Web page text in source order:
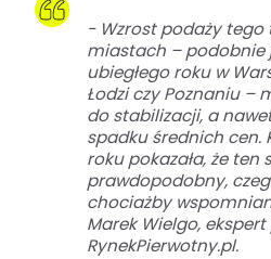
- Wzrost podaży
miastach – podobnie
ubiegłego roku w
Łodzi czy Poznaniu –
do stabilizacji, a
spadku średnich cen.
roku pokazała, że ten
prawdopodobny,
chociażby
Marek Wielgo,
RynekPierwotny.pl.